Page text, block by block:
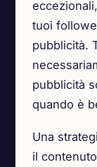
tuoi
pubblicità.
pubblicità
quando è
Una
il